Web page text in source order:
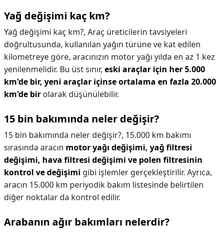
Yağ değişimi kaç km?
Yağ değişimi kaç km?, Araç üreticilerin tavsiyeleri
doğrultusunda, kullanılan yağın türüne ve kat edilen
kilometreye göre, aracınızın motor yağı yılda en az 1 kez
yenilenmelidir. Bu üst sınır, eski araçlar için her 5.000
km'de bir, yeni araçlar içinse ortalama en fazla 20.000
km'de bir olarak düşünülebilir.
15 bin bakımında neler değişir?
15 bin bakımında neler değişir?, 15.000 km bakımı
sırasında aracın motor yağı değişimi, yağ filtresi
değişimi, hava filtresi değişimi ve polen filtresinin
kontrol ve değişimi gibi işlemler gerçekleştirilir. Ayrıca,
aracın 15.000 km periyodik bakım listesinde belirtilen
diğer noktalar da kontrol edilir.
Arabanın ağır bakımları nelerdir?